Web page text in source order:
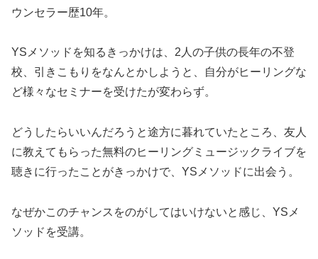
ウンセラー歴10年。
YSメソッドを知るきっかけは、2人の子供の長年の不登
校、引きこもりをなんとかしようと、自分がヒーリングな
ど様々なセミナーを受けたが変わらず。
どうしたらいいんだろうと途方に暮れていたところ、友人
に教えてもらった無料のヒーリングミュージックライブを
聴きに行ったことがきっかけで、YSメソッドに出会う。
なぜかこのチャンスをのがしてはいけないと感じ、YSメ
ソッドを受講。